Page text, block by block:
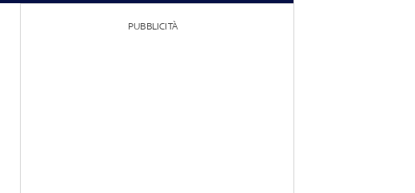
PUBBLICITÀ